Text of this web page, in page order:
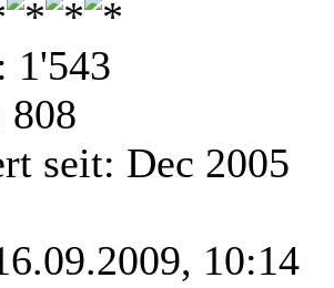
1'543
808
seit: Dec 2005
10:14